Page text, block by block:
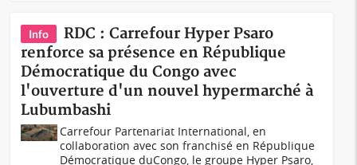
Info
RDC : Carrefour Hyper Psaro
renforce sa présence en République
Démocratique du Congo avec
l'ouverture d'un nouvel hypermarché à
Lubumbashi
Carrefour Partenariat International, en
collaboration avec son franchisé en République
Démocratique duCongo, le groupe Hyper Psaro,